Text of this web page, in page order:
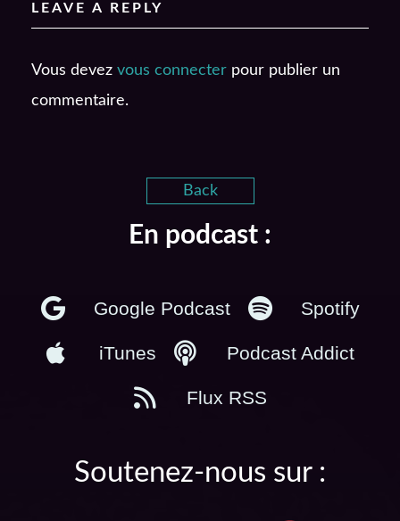
LEAVE A REPLY
Vous devez vous connecter pour publier un
commentaire.
Back
En podcast :
Google Podcast Spotify
iTunes Podcast Addict
Flux RSS
Soutenez-nous sur :